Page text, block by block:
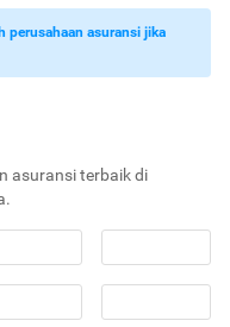
perusahaan asuransi jika
asuransi terbaik di